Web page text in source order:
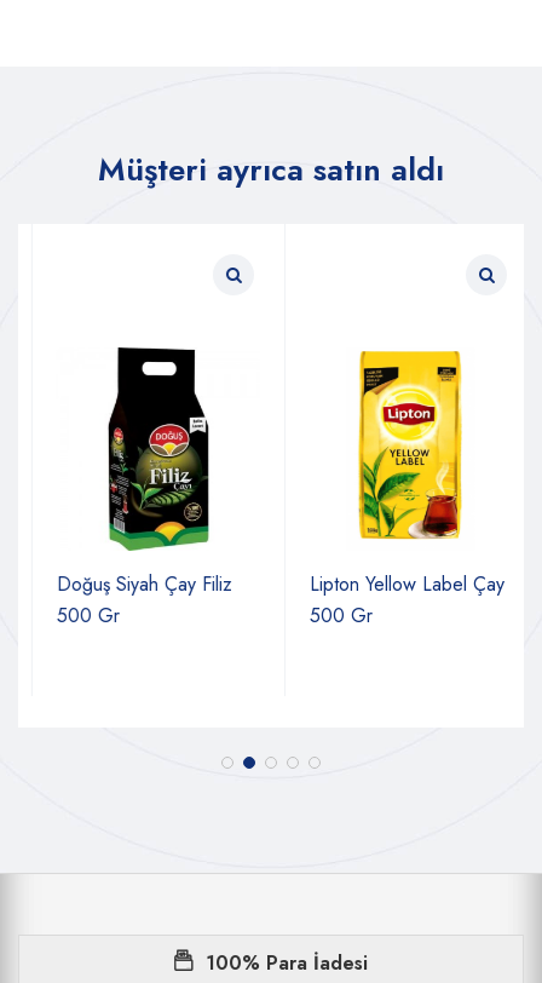
Müşteri ayrıca satın aldı
Doğuş Siyah Çay Filiz
500 Gr
Lipton Yellow Label Çay
500 Gr
100% Para İadesi